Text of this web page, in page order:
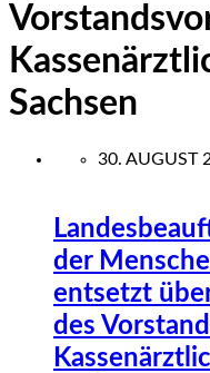
Sachsen
30. AUGUST
der
entsetzt
des